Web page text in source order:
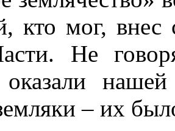
кто мог, внес
Не
– их